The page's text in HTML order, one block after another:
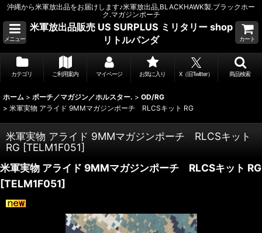
沖縄から米軍放出品をお届けします♪米軍放出品,BLACKHAWK製.ブラックホー
ク.マガジンポーチ
メニュー
米軍放出品販売 US SURPLUS ミリタリー shop
リトルパンダ
カート
カテゴリ ご利用案内 マイページ お気に入り X（旧Twitter） 商品検索
ホーム > ポーチ／マガジン／ホルスター. > OD/RG
> 米軍実物 アライド 9MMマガジンポーチ RLCSキット RG
米軍実物 アライド 9MMマガジンポーチ RLCSキット
RG [TELM1F051]
米軍実物 アライド 9MMマガジンポーチ RLCSキット RG
[TELM1F051]